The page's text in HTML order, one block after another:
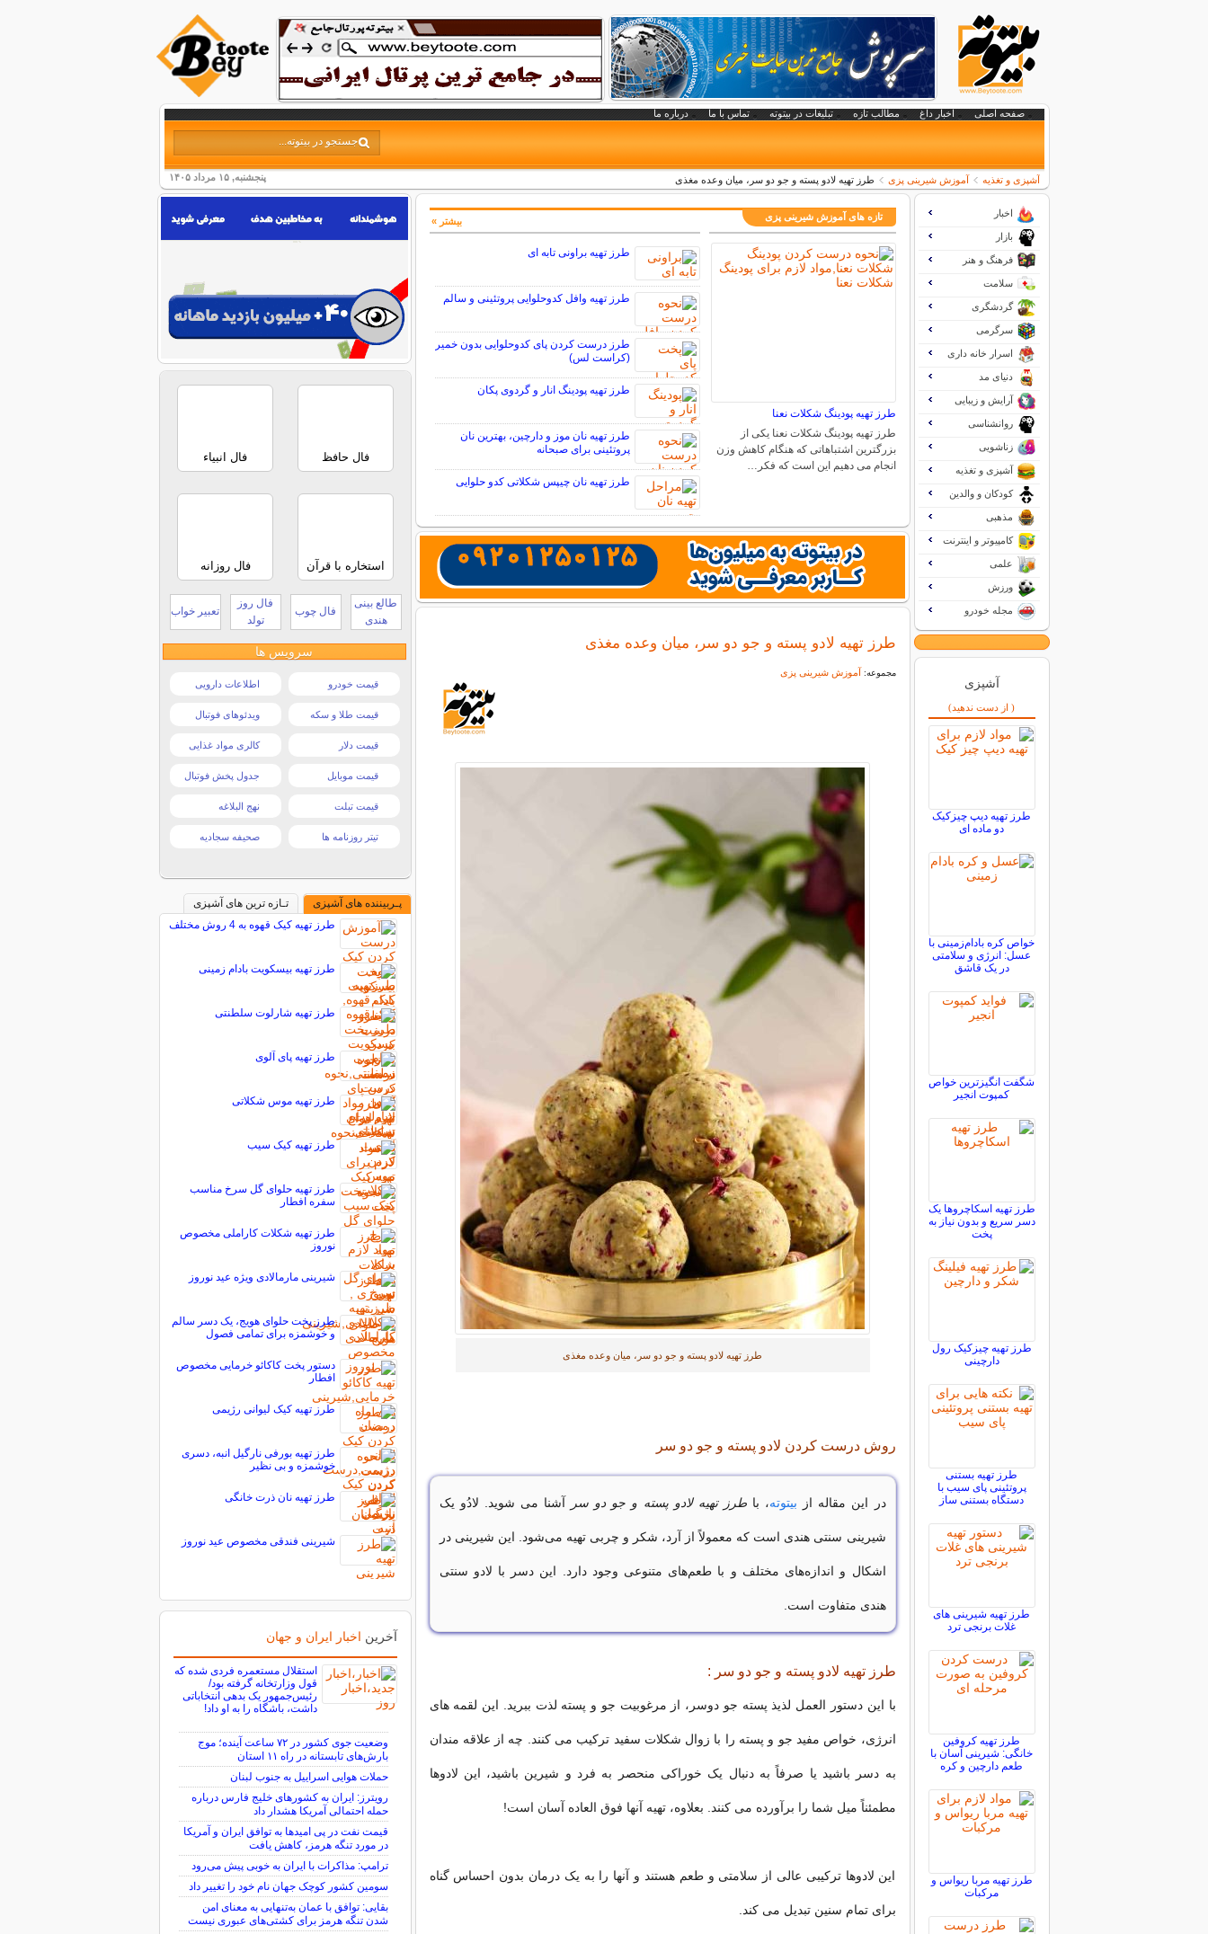
صفحه اصلی اخبار داغ مطالب تازه تبلیغات در بیتوته تماس با ما درباره ما
پنجشنبه, ۱۵ مرداد ۱۴۰۵ آشپزی و تغذیه آموزش شیرینی پزی طرز تهیه لادو پسته و جو دو سر، میان وعده مغذی
تازه های آموزش شیرینی پزی
طرز تهیه پودینگ شکلات نعنا
طرز تهیه پودینگ شکلات نعنا یکی از
بزرگترین اشتباهاتی که هنگام کاهش وزن
انجام می دهیم این است که فکر…
طرز تهیه براونی تابه ای
طرز تهیه وافل کدوحلوایی پروتئینی و سالم
طرز درست کردن پای کدوحلوایی بدون خمیر
(کراست لس)
طرز تهیه پودینگ انار و گردوی پکان
طرز تهیه نان موز و دارچین، بهترین نان
پروتئینی برای صبحانه
طرز تهیه نان چیپس شکلاتی کدو حلوایی
بیشتر »
طرز تهیه لادو پسته و جو دو سر، میان وعده مغذی
مجموعه: آموزش شیرینی پزی
طرز تهیه لادو پسته و جو دو سر، میان وعده مغذی
روش درست کردن لادو پسته و جو دو سر
در این مقاله از بیتوته، باطرز تهیه لادو پسته و جو دو سر آشنا می شوید. لادُو یک
شیرینی سنتی هندی است که معمولاً از آرد، شکر و چربی تهیه می‌شود. این شیرینی در
اشکال و اندازه‌های مختلف و با طعم‌های متنوعی وجود دارد. این دسر با لادو سنتی
هندی متفاوت است.
طرز تهیه لادو پسته و جو دو سر :
با این دستور العمل لذیذ پسته جو دوسر، از مرغوبیت جو و پسته لذت ببرید. این لقمه های
انرژی، خواص مفید جو و پسته را با زوال شکلات سفید ترکیب می کنند. چه از علاقه مندان
به دسر باشید یا صرفاً به دنبال یک خوراکی منحصر به فرد و شیرین باشید، این لادوها
مطمئناً میل شما را برآورده می کنند. بعلاوه، تهیه آنها فوق العاده آسان است!
این لادوها ترکیبی عالی از سلامتی و طعم هستند و آنها را به یک درمان بدون احساس گناه
برای تمام سنین تبدیل می کند.
اخبار
بازار
فرهنگ و هنر
سلامت
گردشگری
سرگرمی
اسرار خانه داری
دنیای مد
آرایش و زیبایی
روانشناسی
زناشویی
آشپزی و تغذیه
کودکان و والدین
مذهبی
کامپیوتر و اینترنت
علمی
ورزش
مجله خودرو
آشپزی
( از دست ندهید)
طرز تهیه دیپ چیزکیک
دو ماده ای
خواص کره بادام‌زمینی با
عسل: انرژی و سلامتی
در یک قاشق
شگفت انگیزترین خواص
کمپوت انجیر
طرز تهیه اسکاچروها یک
دسر سریع و بدون نیاز به
پخت
طرز تهیه چیزکیک رول
دارچینی
طرز تهیه بستنی
پروتئینی پای سیب با
دستگاه بستنی ساز
طرز تهیه شیرینی های
غلات برنجی ترد
طرز تهیه کروفین
خانگی: شیرینی آسان با
طعم دارچین و کره
طرز تهیه مربا ریواس و
مرکبات
فال حافظ فال انبیاء
استخاره با قرآن فال روزانه
طالع بینی
هندی
فال چوب
فال روز
تولد
تعبیر خواب
سرویس ها
قیمت خودرو اطلاعات دارویی
قیمت طلا و سکه ویدئوهای فوتبال
قیمت دلار کالری مواد غذایی
قیمت موبایل جدول پخش فوتبال
قیمت تبلت نهج البلاغه
تیتر روزنامه ها صحیفه سجادیه
پـربیننده های آشپزی
تـازه ترین های آشپزی
طرز تهیه کیک قهوه به 4 روش مختلف
طرز تهیه بیسکویت بادام زمینی
طرز تهیه شارلوت سلطنتی
طرز تهیه پای آلوی
طرز تهیه موس شکلاتی
طرز تهیه كيک سيب
طرز تهیه حلوای گل سرخ مناسب
سفره افطار
طرز تهیه شکلات کاراملی مخصوص
نوروز
شیرینی مارمالادی ویژه عید نوروز
طرز پخت حلوای هویج، یک دسر سالم
و خوشمزه برای تمامی فصول
دستور پخت کاکائو خرمایی مخصوص
افطار
طرز تهیه کیک لیوانی رژیمی
طرز تهیه بورفی نارگیل انبه، دسری
خوشمزه و بی نظیر
طرز تهیه نان ذرت خانگی
شیرینی فندقی مخصوص عید نوروز
آخرین اخبار ایران و جهان
استقلال مستعمره فردی شده که
قول وزارتخانه گرفته بود/
رئیس‌جمهور یک بدهی انتخاباتی
داشت، باشگاه را به او داد!
وضعیت جوی کشور در ۷۲ ساعت آینده؛ موج
بارش‌های تابستانه در راه ۱۱ استان
حملات هوایی اسراییل به جنوب لبنان
رویترز: ایران به کشورهای خلیج فارس درباره
حمله احتمالی آمریکا هشدار داد
قیمت نفت در پی امیدها به توافق ایران و آمریکا
در مورد تنگه هرمز، کاهش یافت
ترامپ: مذاکرات با ایران به خوبی پیش می‌رود
سومین کشور کوچک جهان نام خود را تغییر داد
بقایی: توافق با عمان به‌تنهایی به معنای امن
شدن تنگه هرمز برای کشتی‌های عبوری نیست